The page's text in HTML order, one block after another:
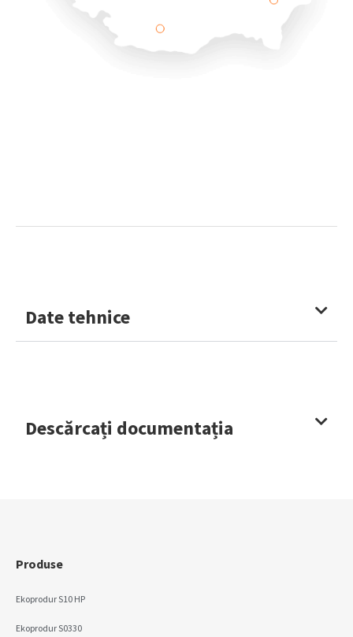
Date tehnice
Descărcați documentația
Produse
Ekoprodur S10 HP
Ekoprodur S0330